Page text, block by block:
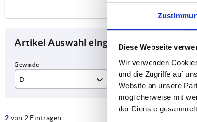
Diese Webseite
Wir verwenden
und die Zugriffe auf
Website an unsere
möglicherweise mit
der Dienste
Artikel Auswahl eingrenzen
D
40
2 von 2 Einträgen